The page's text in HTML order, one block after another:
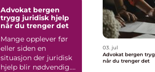
Advokat bergen
trygg juridisk hjelp
når du trenger det
Mange opplever før
eller siden en
situasjon der juridisk
hjelp blir nødvendig.
03. jul
Advokat bergen trygg juridisk hjelp
når du trenger det